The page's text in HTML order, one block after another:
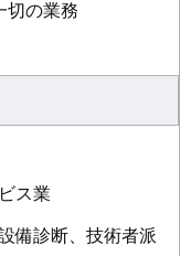
切の業務
ス業
備診断、技術者派